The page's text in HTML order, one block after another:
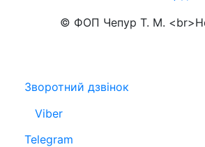
© ФОП Чепур Т. М.
Зворотний дзвінок
Viber
Telegram